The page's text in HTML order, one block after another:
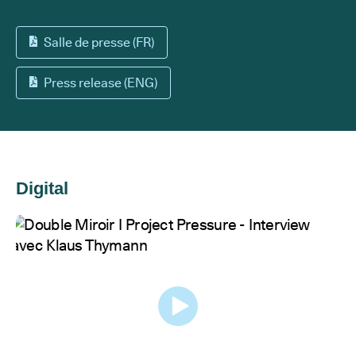
Salle de presse (FR)
Press release (ENG)
Digital